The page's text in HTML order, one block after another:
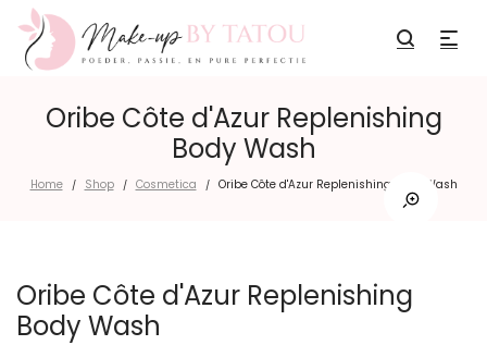
Oribe Côte d'Azur Replenishing
Body Wash
Home / Shop / Cosmetica / Oribe Côte d'Azur Replenishing Body Wash
Oribe Côte d'Azur Replenishing
Body Wash